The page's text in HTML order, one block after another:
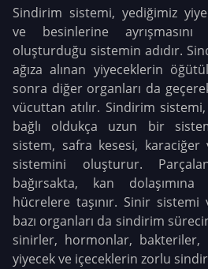
Sindirim sistemi, yediğimiz
ve besinlerine ayrışmasını
oluşturduğu sistemin adıdır.
ağıza alınan yiyeceklerin
sonra diğer organları da
vücuttan atılır. Sindirim
bağlı oldukça uzun bir
sistem, safra kesesi,
sistemini oluşturur.
bağırsakta, kan
hücrelere taşınır. Sinir sistemi
bazı organları da sindirim
sinirler, hormonlar,
yiyecek ve içeceklerin zorlu